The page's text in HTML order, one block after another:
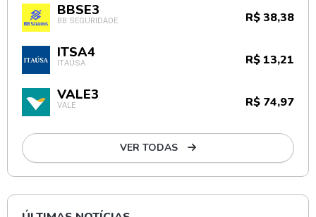
BBSE3
BB SEGURIDADE R$ 38,38
ITSA4
ITAÚSA R$ 13,21
VALE3
VALE R$ 74,97
VER TODAS